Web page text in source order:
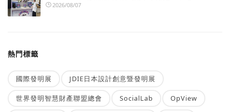
2026/08/07
熱門標籤
國際發明展 JDIE日本設計創意暨發明展
世界發明智慧財產聯盟總會 SocialLab OpView